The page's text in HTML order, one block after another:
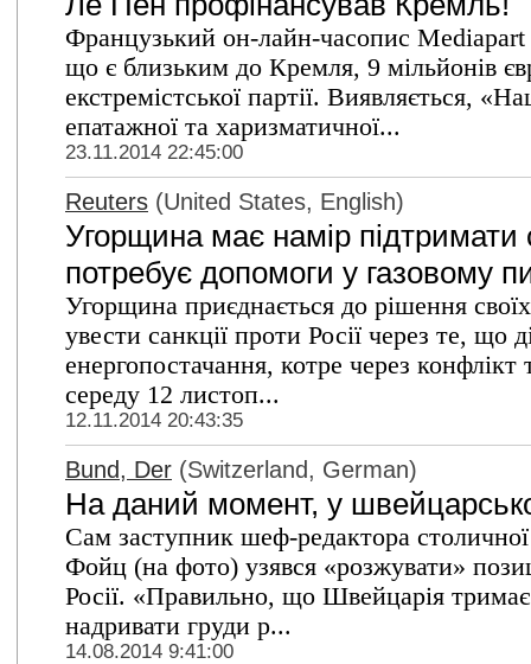
Французький он-лайн-часопис
що є близьким до Кремля, 9 мільйонів
екстремістської партії. Виявляється,
епатажної та харизматичної...
23.11.2014 22:45:00
Reuters (United States, English)
Угорщина має намір підтримати
потребує допомоги у газовому
Угорщина приєднається до рішення
увести санкції проти Росії через те, що
енергопостачання, котре через конфлікт
середу 12 листоп...
12.11.2014 20:43:35
Bund, Der (Switzerland, German)
На даний момент, у
Сам заступник шеф-редактора
Фойц (на фото) узявся «розжувати»
Росії. «Правильно, що Швейцарія тримає
надривати груди р...
14.08.2014 9:41:00